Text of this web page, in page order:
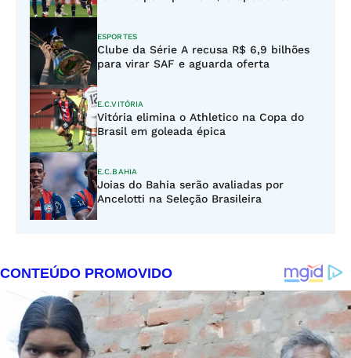
ESPORTES
Clube da Série A recusa R$ 6,9 bilhões
para virar SAF e aguarda oferta
E.C.VITÓRIA
Vitória elimina o Athletico na Copa do
Brasil em goleada épica
E.C.BAHIA
Joias do Bahia serão avaliadas por
Ancelotti na Seleção Brasileira